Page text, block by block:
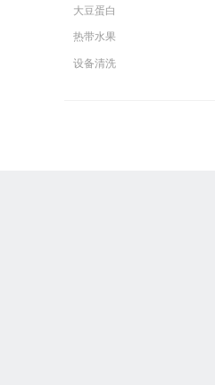
大豆蛋白
热带水果
设备清洗